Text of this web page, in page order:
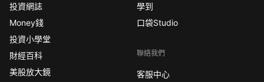
投資網誌
Money錢
投資小學堂
財經百科
美股放大鏡
學到
口袋Studio
聯絡我們
客服中心